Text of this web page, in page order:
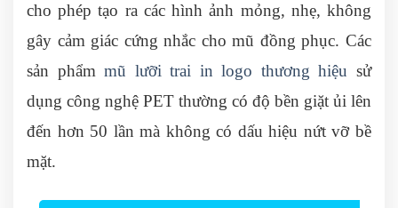
cho phép tạo ra các hình ảnh mỏng, nhẹ, không
gây cảm giác cứng nhắc cho mũ đồng phục. Các
sản phẩmmũ lưỡi trai in logo thương hiệu sử
dụng công nghệ PET thường có độ bền giặt ủi lên
đến hơn 50 lần mà không có dấu hiệu nứt vỡ bề
mặt.